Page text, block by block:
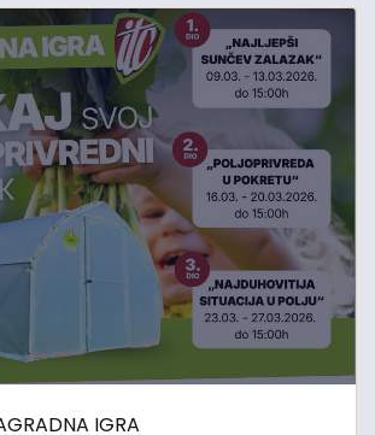
IGRA